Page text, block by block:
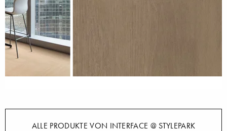
ALLE PRODUKTE VON INTERFACE @ STYLEPARK